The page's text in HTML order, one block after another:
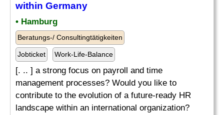
within Germany
• Hamburg
Beratungs-/ Consultingtätigkeiten
Jobticket Work-Life-Balance
[. .. ] a strong focus on payroll and time
management processes? Would you like to
contribute to the evolution of a future-ready HR
landscape within an international organization?